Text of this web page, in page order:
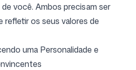
você. Ambos precisam ser
refletir os seus valores de
uma Personalidade e